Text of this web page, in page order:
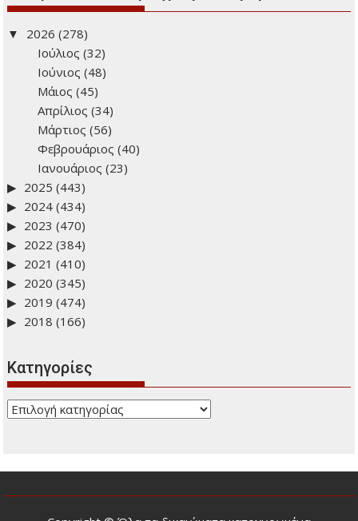
2026 (278)
Ιούλιος (32)
Ιούνιος (48)
Μάιος (45)
Απρίλιος (34)
Μάρτιος (56)
Φεβρουάριος (40)
Ιανουάριος (23)
2025 (443)
2024 (434)
2023 (470)
2022 (384)
2021 (410)
2020 (345)
2019 (474)
2018 (166)
Kατηγορίες
Kατηγορίες